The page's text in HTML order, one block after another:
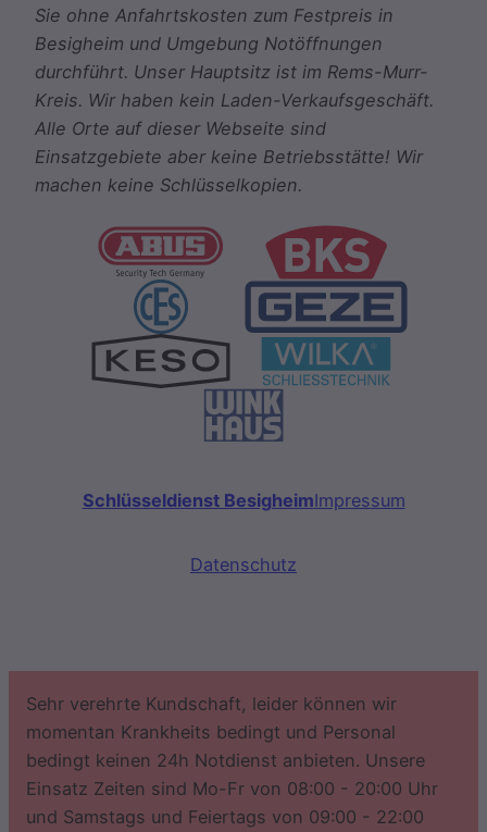
Sie ohne Anfahrtskosten zum Festpreis in
Besigheim und Umgebung Notöffnungen
durchführt. Unser Hauptsitz ist im Rems-Murr-
Kreis. Wir haben kein Laden-Verkaufsgeschäft.
Alle Orte auf dieser Webseite sind
Einsatzgebiete aber keine Betriebsstätte! Wir
machen keine Schlüsselkopien.
Schlüsseldienst BesigheimImpressum
Datenschutz
Sehr verehrte Kundschaft, leider können wir
momentan Krankheits bedingt und Personal
bedingt keinen 24h Notdienst anbieten. Unsere
Einsatz Zeiten sind Mo-Fr von 08:00 - 20:00 Uhr
und Samstags und Feiertags von 09:00 - 22:00